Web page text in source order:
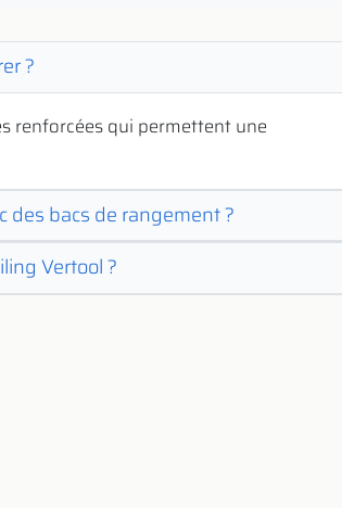
?
renforcées qui permettent une
des bacs de rangement ?
Vertool ?